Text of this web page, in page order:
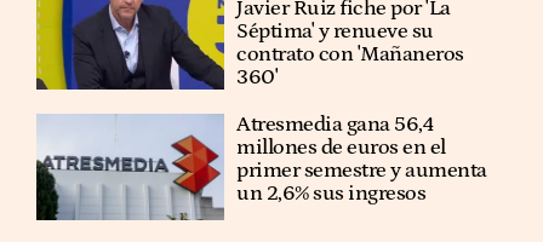
Javier Ruiz fiche por 'La
Séptima' y renueve su
contrato con 'Mañaneros
360'
Atresmedia gana 56,4
millones de euros en el
primer semestre y aumenta
un 2,6% sus ingresos